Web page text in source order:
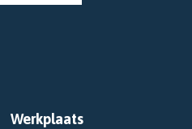
Werkplaats